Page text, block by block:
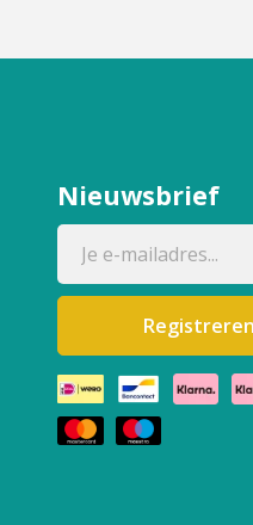
Nieuwsbrief
Registreren